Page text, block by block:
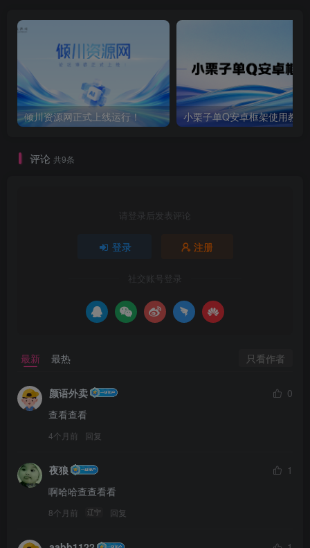
倾川资源网正式上线运行！ 小栗子单Q安卓框架使用教程
评论 共9条
请登录后发表评论
登录 注册
社交账号登录
最新 最热 只看作者
颜语外卖
0
查看查看
4个月前 回复
夜狼
1
啊哈哈查查看看
8个月前 辽宁 回复